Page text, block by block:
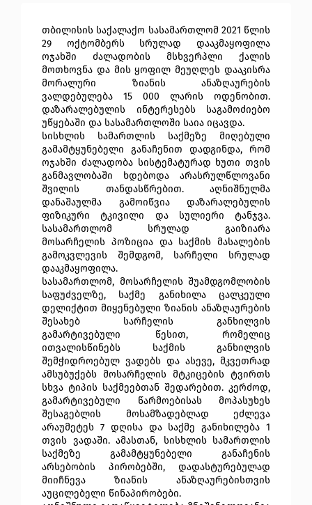
თბილისის საქალაქო სასამართლომ 2021 წლის
29 ოქტომბერს სრულად დააკმაყოფილა
ოჯახში ძალადობის მსხვერპლი ქალის
მოთხოვნა და მის ყოფილ მეუღლეს დააკისრა
მორალური ზიანის ანაზღაურების
ვალდებულება 15 000 ლარის ოდენობით.
დაზარალებულის ინტერესებს საგამოძიებო
უწყებაში და სასამართლოში საია იცავდა.
სისხლის სამართლის საქმეზე მიღებული
გამამტყუნებელი განაჩენით დადგინდა, რომ
ოჯახში ძალადობა სისტემატურად ხუთი თვის
განმავლობაში ხდებოდა არასრულწლოვანი
შვილის თანდასწრებით. აღნიშნულმა
დანაშაულმა გამოიწვია დაზარალებულის
ფიზიკური ტკივილი და სულიერი ტანჯვა.
სასამართლომ სრულად გაიზიარა
მოსარჩელის პოზიცია და საქმის მასალების
გამოკვლევის შემდგომ, სარჩელი სრულად
დააკმაყოფილა.
სასამართლომ, მოსარჩელის შუამდგომლობის
საფუძველზე, საქმე განიხილა ცალკეული
დელიქტით მიყენებული ზიანის ანაზღაურების
შესახებ სარჩელის განხილვის
გამარტივებული წესით, რომელიც
ითვალისწინებს საქმის განხილვის
შემჭიდროებულ ვადებს და ასევე, მკვეთრად
ამსუბუქებს მოსარჩელის მტკიცების ტვირთს
სხვა ტიპის საქმეებთან შედარებით. კერძოდ,
გამარტივებული წარმოებისას მოპასუხეს
შესაგებლის მოსამზადებლად ეძლევა
არაუმეტეს 7 დღისა და საქმე განიხილება 1
თვის ვადაში. ამასთან, სისხლის სამართლის
საქმეზე გამამტყუნებელი განაჩენის
არსებობის პირობებში, დადასტურებულად
მიიჩნევა ზიანის ანაზღაურებისთვის
აუცილებელი წინაპირობები.